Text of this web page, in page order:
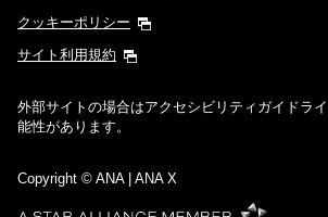
クッキーポリシー
サイト利用規約
外部サイトの場合はアクセシビリティガイドラ
能性があります。
Copyright © ANA | ANA X